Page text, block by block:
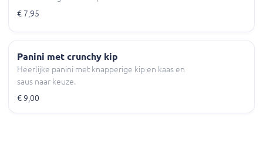
€ 7,95
Panini met crunchy kip
Heerlijke panini met knapperige kip en kaas en
saus naar keuze.
€ 9,00